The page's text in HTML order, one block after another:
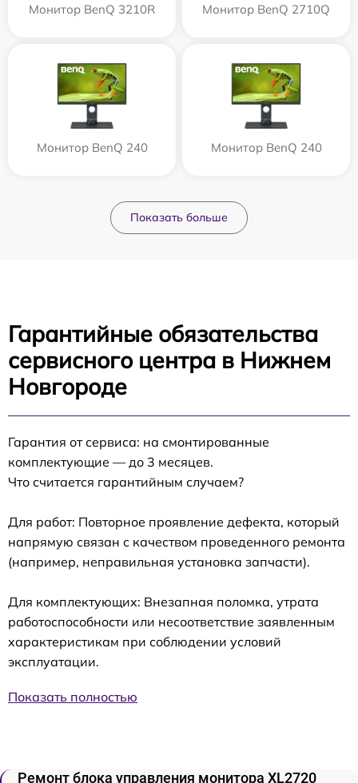
Монитор BenQ 3210R Монитор BenQ 2710Q
Монитор BenQ 240 Монитор BenQ 240
Показать больше
Гарантийные обязательства
сервисного центра в Нижнем
Новгороде
Гарантия от сервиса: на смонтированные
комплектующие — до 3 месяцев.
Что считается гарантийным случаем?
Для работ: Повторное проявление дефекта, который
напрямую связан с качеством проведенного ремонта
(например, неправильная установка запчасти).
Для комплектующих: Внезапная поломка, утрата
работоспособности или несоответствие заявленным
характеристикам при соблюдении условий
эксплуатации.
Показать полностью
Ремонт блока управления монитора XL2720